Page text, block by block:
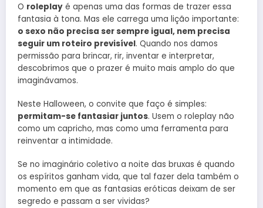
O roleplay é apenas uma das formas de trazer essa
fantasia à tona. Mas ele carrega uma lição importante:
o sexo não precisa ser sempre igual, nem precisa
seguir um roteiro previsível. Quando nos damos
permissão para brincar, rir, inventar e interpretar,
descobrimos que o prazer é muito mais amplo do que
imaginávamos.
Neste Halloween, o convite que faço é simples:
permitam-se fantasiar juntos. Usem o roleplay não
como um capricho, mas como uma ferramenta para
reinventar a intimidade.
Se no imaginário coletivo a noite das bruxas é quando
os espíritos ganham vida, que tal fazer dela também o
momento em que as fantasias eróticas deixam de ser
segredo e passam a ser vividas?